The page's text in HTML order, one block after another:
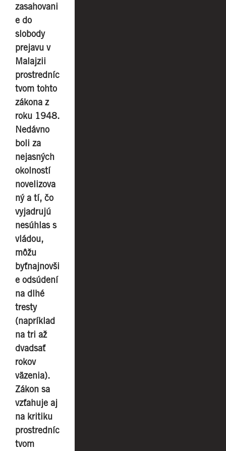
zasahovani
e do
slobody
prejavu v
Malajzii
prostredníc
tvom tohto
zákona z
roku 1948.
Nedávno
boli za
nejasných
okolností
novelizova
ný a tí, čo
vyjadrujú
nesúhlas s
vládou,
môžu
byťnajnovši
e odsúdení
na dlhé
tresty
(napríklad
na tri až
dvadsať
rokov
väzenia).
Zákon sa
vzťahuje aj
na kritiku
prostredníc
tvom